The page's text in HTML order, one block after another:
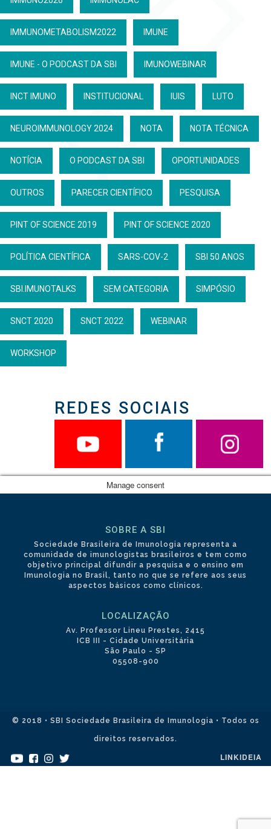
IMMUNOMETABOLISM2022 IMUNE
IMUNE - O PODCAST DA SBI IMUNOWEBINAR
INCT IMUNO INSTITUCIONAL IUIS LUTO
NEUROIMMUNOLOGY 2024 NOTA NOTA TÉCNICA
NOTÍCIA O PODCAST DA SBI OPORTUNIDADES
OUTROS PARECER CIENTÍFICO PESQUISA
PINT OF SCIENCE 2019 PINT OF SCIENCE 2020
POLÍTICA CIENTÍFICA SARS-COV-2 SBI 50 ANOS
SBI.IMUNOTALKS SEM CATEGORIA SIMPÓSIO
SNCT 2020 SNCT 2022 WEBINAR
WORKSHOP
REDES SOCIAIS
SOBRE A SBI
Sociedade Brasileira de Imunologia representa a
comunidade de imunologistas brasileiros e tem como
objetivo principal difundir a pesquisa e o ensino em
Imunologia no Brasil, tanto no que se refere aos seus
aspectos básicos como clínicos.
LOCALIZAÇÃO
Av. Professor Lineu Prestes, 2415
ICB III - Cidade Universitária
São Paulo - SP
05508-900
© 2018 • SBI Sociedade Brasileira de Imunologia • Todos os
direitos reservados.
LINKIDEIA
Manage consent